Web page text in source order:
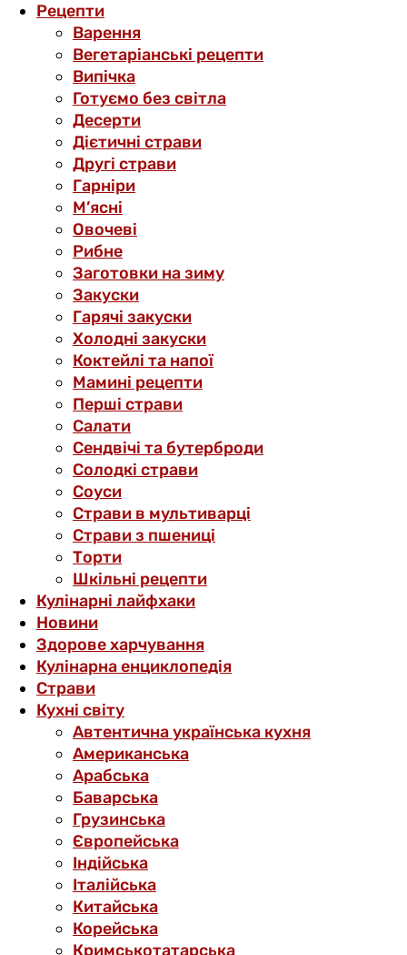
Рецепти
Варення
Вегетаріанські рецепти
Випічка
Готуємо без світла
Десерти
Дієтичні страви
Другі страви
Гарніри
М’ясні
Овочеві
Рибне
Заготовки на зиму
Закуски
Гарячі закуски
Холодні закуски
Коктейлі та напої
Мамині рецепти
Перші страви
Салати
Сендвічі та бутерброди
Солодкі страви
Соуси
Страви в мультиварці
Страви з пшениці
Торти
Шкільні рецепти
Кулінарні лайфхаки
Новини
Здорове харчування
Кулінарна енциклопедія
Страви
Кухні світу
Автентична українська кухня
Американська
Арабська
Баварська
Грузинська
Європейська
Індійська
Італійська
Китайська
Корейська
Кримськотатарська